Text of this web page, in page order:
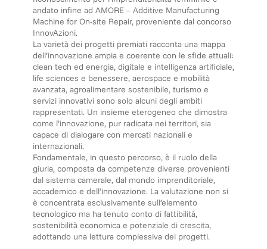
andato infine ad AMORE – Additive Manufacturing
Machine for On-site Repair, proveniente dal concorso
InnovAzioni.
La varietà dei progetti premiati racconta una mappa
dell’innovazione ampia e coerente con le sfide attuali:
clean tech ed energia, digitale e intelligenza artificiale,
life sciences e benessere, aerospace e mobilità
avanzata, agroalimentare sostenibile, turismo e
servizi innovativi sono solo alcuni degli ambiti
rappresentati. Un insieme eterogeneo che dimostra
come l’innovazione, pur radicata nei territori, sia
capace di dialogare con mercati nazionali e
internazionali.
Fondamentale, in questo percorso, è il ruolo della
giuria, composta da competenze diverse provenienti
dal sistema camerale, dal mondo imprenditoriale,
accademico e dell’innovazione. La valutazione non si
è concentrata esclusivamente sull’elemento
tecnologico ma ha tenuto conto di fattibilità,
sostenibilità economica e potenziale di crescita,
adottando una lettura complessiva dei progetti.